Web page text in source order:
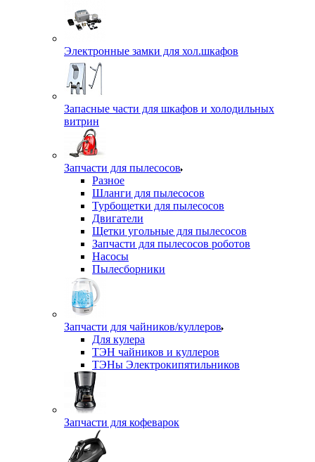
Электронные замки для хол.шкафов
Запасные части для шкафов и холодильных
витрин
Запчасти для пылесосов
Разное
Шланги для пылесосов
Турбощетки для пылесосов
Двигатели
Щетки угольные для пылесосов
Запчасти для пылесосов роботов
Насосы
Пылесборники
Запчасти для чайников/куллеров
Для кулера
ТЭН чайников и куллеров
ТЭНы Электрокипятильников
Запчасти для кофеварок